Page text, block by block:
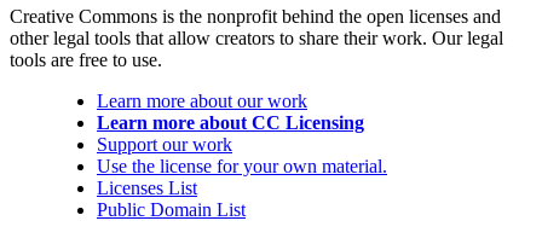
Creative Commons is the nonprofit behind the open licenses and
other legal tools that allow creators to share their work. Our legal
tools are free to use.
Learn more about our work
Learn more about CC Licensing
Support our work
Use the license for your own material.
Licenses List
Public Domain List